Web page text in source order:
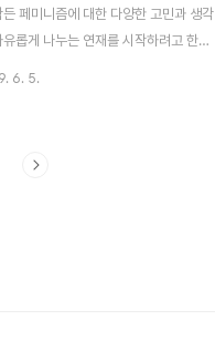
가르친다. “지옥으로 가는 길은 선의로
어 있다”는 ..
든 페미니즘에 대한 다양한 고민과 생각
롭게 나누는 연재를 시작하려고 한다.
은 대학에 갓 들어와서 맞닥뜨린 대자
6. 5.